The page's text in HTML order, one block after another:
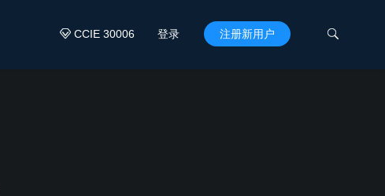
CCIE 30006 登录 注册新用户 